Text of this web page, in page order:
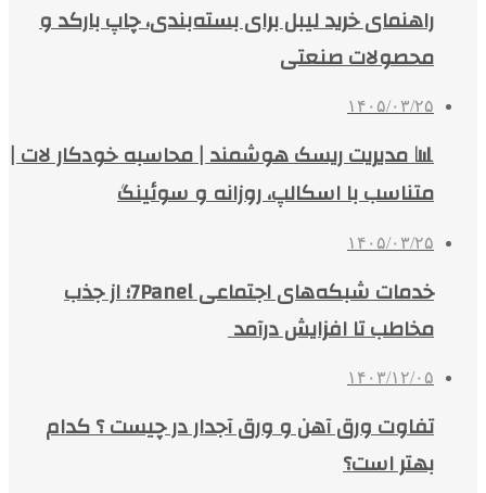
راهنمای خرید لیبل برای بسته‌بندی، چاپ بارکد و
محصولات صنعتی
۱۴۰۵/۰۳/۲۵
📊 مدیریت ریسک هوشمند | محاسبه خودکار لات |
متناسب با اسکالپ، روزانه و سوئینگ
۱۴۰۵/۰۳/۲۵
خدمات شبکه‌های اجتماعی 7Panel؛ از جذب
مخاطب تا افزایش درآمد
۱۴۰۳/۱۲/۰۵
تفاوت ورق آهن و ورق آجدار در چیست ؟ کدام
بهتر است؟